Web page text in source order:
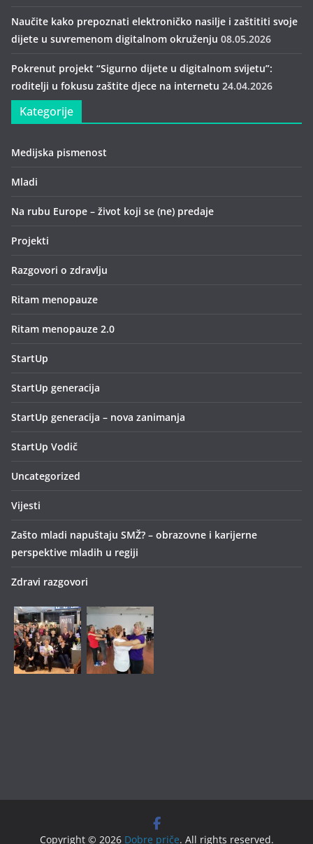
Naučite kako prepoznati elektroničko nasilje i zaštititi svoje
dijete u suvremenom digitalnom okruženju 08.05.2026
Pokrenut projekt “Sigurno dijete u digitalnom svijetu”:
roditelji u fokusu zaštite djece na internetu 24.04.2026
Kategorije
Medijska pismenost
Mladi
Na rubu Europe – život koji se (ne) predaje
Projekti
Razgovori o zdravlju
Ritam menopauze
Ritam menopauze 2.0
StartUp
StartUp generacija
StartUp generacija – nova zanimanja
StartUp Vodič
Uncategorized
Vijesti
Zašto mladi napuštaju SMŽ? – obrazovne i karijerne
perspektive mladih u regiji
Zdravi razgovori
Copyright © 2026 Dobre priče. All rights reserved.